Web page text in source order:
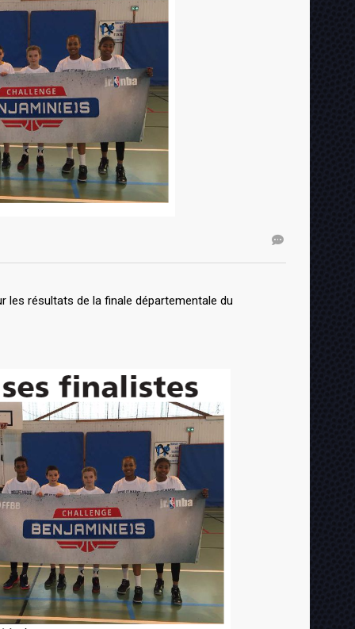
les résultats de la finale départementale du